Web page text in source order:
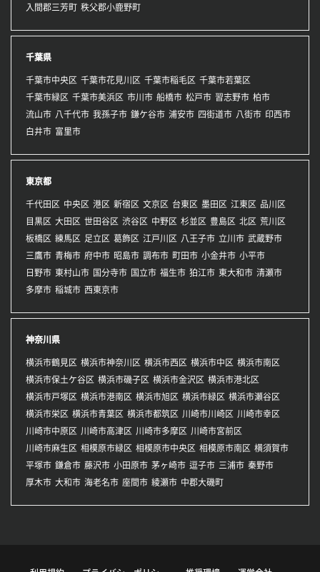
入間郡三芳町 秩父郡小鹿野町
千葉県
千葉市中央区 千葉市花見川区 千葉市稲毛区 千葉市若葉区
千葉市緑区 千葉市美浜区 市川市 船橋市 松戸市 習志野市 柏市
流山市 八千代市 我孫子市 鎌ケ谷市 浦安市 四街道市 八街市 印西市
白井市 富里市
東京都
千代田区 中央区 港区 新宿区 文京区 台東区 墨田区 江東区 品川区
目黒区 大田区 世田谷区 渋谷区 中野区 杉並区 豊島区 北区 荒川区
板橋区 練馬区 足立区 葛飾区 江戸川区 八王子市 立川市 武蔵野市
三鷹市 青梅市 府中市 昭島市 調布市 町田市 小金井市 小平市
日野市 東村山市 国分寺市 国立市 福生市 狛江市 東大和市 清瀬市
多摩市 稲城市 西東京市
神奈川県
横浜市鶴見区 横浜市神奈川区 横浜市西区 横浜市中区 横浜市南区
横浜市保土ケ谷区 横浜市磯子区 横浜市金沢区 横浜市港北区
横浜市戸塚区 横浜市港南区 横浜市旭区 横浜市緑区 横浜市瀬谷区
横浜市栄区 横浜市青葉区 横浜市都筑区 川崎市川崎区 川崎市幸区
川崎市中原区 川崎市高津区 川崎市多摩区 川崎市宮前区
川崎市麻生区 相模原市緑区 相模原市中央区 相模原市南区 横須賀市
平塚市 鎌倉市 藤沢市 小田原市 茅ヶ崎市 逗子市 三浦市 秦野市
厚木市 大和市 海老名市 座間市 綾瀬市 中郡大磯町